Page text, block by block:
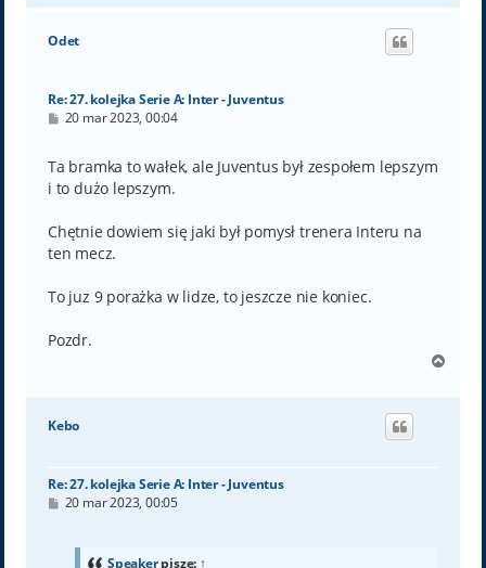
g
Odet
Re: 27. kolejka Serie A: Inter - Juventus
P
t
20 mar 2023, 00:04
Ta bramka to wałek, ale Juventus był zespołem lepszym
i to dużo lepszym.
Chętnie dowiem się jaki był pomysł trenera Interu na
ten mecz.
To juz 9 porażka w lidze, to jeszcze nie koniec.
Pozdr.
g
Kebo
Re: 27. kolejka Serie A: Inter - Juventus
P20 mar 2023, 00:05
Speakerpisze: ↑